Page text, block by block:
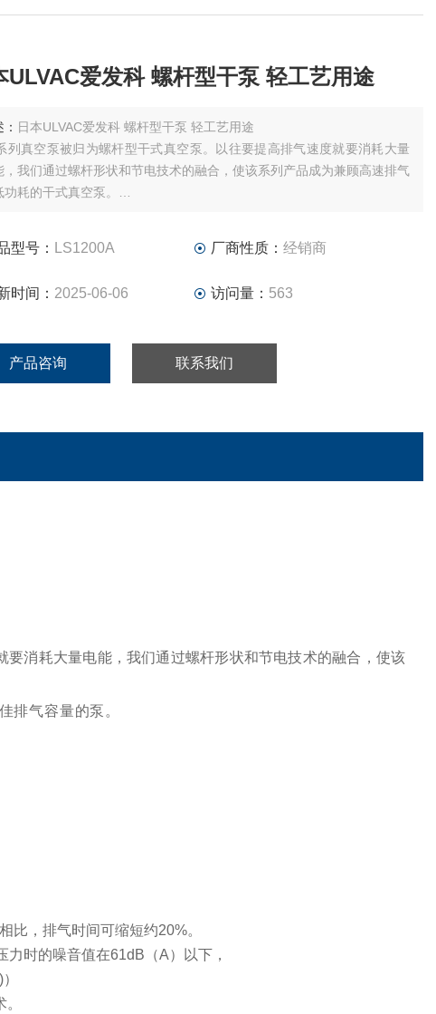
ULVAC爱发科 螺杆型干泵 轻工艺用途
日本ULVAC爱发科 螺杆型干泵 轻工艺用途
列真空泵被归为螺杆型干式真空泵。以往要提高排气速度就要消耗大量
，我们通过螺杆形状和节电技术的融合，使该系列产品成为兼顾高速排气
功耗的干式真空泵。
型号： LS1200A 厂商性质： 经销商
时间： 2025-06-06 访问量： 563
产品咨询 联系我们
消耗大量电能，我们通过螺杆形状和节电技术的融合，使该
排气容量的泵。
比，排气时间可缩短约20%。
时的噪音值在61dB（A）以下，
）